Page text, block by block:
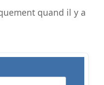
quand il y a